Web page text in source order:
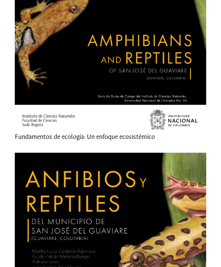
Fundamentos de ecología: Un enfoque ecosistémico